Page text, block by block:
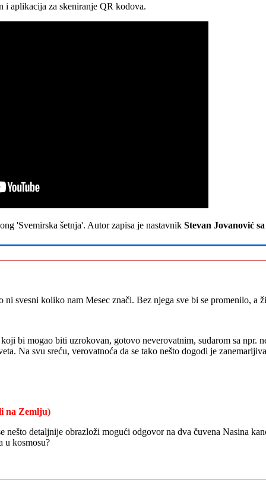
i aplikacija za skeniranje QR kodova.
'Svemirska šetnja'. Autor zapisa je nastavnik Stevan Jovanović
ni svesni koliko nam Mesec znači. Bez njega sve bi se promenilo, a
bi mogao biti uzrokovan, gotovo neverovatnim, sudarom sa npr.
Na svu sreću, verovatnoća da se tako nešto dogodi je
na Zemlju)
nešto detaljnije obrazloži mogući odgovor na dva čuvena Nasina
u kosmosu?